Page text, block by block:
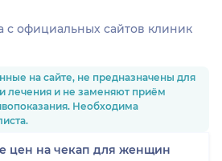
c официальных сайтов клиник
на сайте, не предназначены для
лечения и не заменяют приём
Необходима
цен на чекап для женщин